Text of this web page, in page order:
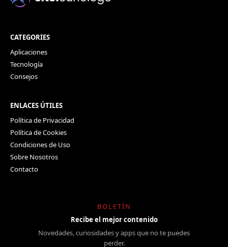
CATEGORIES
Aplicaciones
Tecnología
Consejos
ENLACES ÚTILES
Política de Privacidad
Política de Cookies
Condiciones de Uso
Sobre Nosotros
Contacto
BOLETÍN
Recibe el mejor contenido
Novedades, curiosidades y apps que no te puedes
perder.